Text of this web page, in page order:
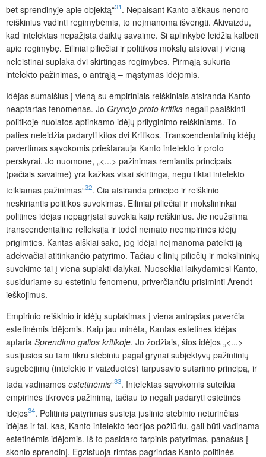
bet sprendinyje apie objektą“31. Nepaisant Kanto aiškaus nenoro
reiškinius vadinti regimybėmis, to neįmanoma išvengti. Akivaizdu,
kad intelektas nepažįsta daiktų savaime. Ši aplinkybė leidžia kalbėti
apie regimybę. Eiliniai piliečiai ir politikos mokslų atstovai į vieną
neleistinai suplaka dvi skirtingas regimybes. Pirmąją sukuria
intelekto pažinimas, o antrąją – mąstymas idėjomis.
Idėjas sumaišius į vieną su empiriniais reiškiniais atsiranda Kanto
neaptartas fenomenas. Jo Grynojo proto kritika negali paaiškinti
politikoje nuolatos aptinkamo idėjų prilyginimo reiškiniams. To
paties neleidžia padaryti kitos dvi Kritikos. Transcendentalinių idėjų
pavertimas sąvokomis prieštarauja Kanto intelekto ir proto
perskyrai. Jo nuomone, „<...> pažinimas remiantis principais
(pačiais savaime) yra kažkas visai skirtinga, negu tiktai intelekto
teikiamas pažinimas“32. Čia atsiranda principo ir reiškinio
neskiriantis politikos suvokimas. Eiliniai piliečiai ir mokslininkai
politines idėjas nepagrįstai suvokia kaip reiškinius. Jie neužsiima
transcendentaline refleksija ir todėl nemato neempirinės idėjų
prigimties. Kantas aiškiai sako, jog idėjai neįmanoma pateikti ją
adekvačiai atitinkančio patyrimo. Tačiau eilinių piliečių ir mokslininkų
suvokime tai į viena suplakti dalykai. Nuosekliai laikydamiesi Kanto,
susiduriame su estetiniu fenomenu, priverčiančiu prisiminti Arendt
ieškojimus.
Empirinio reiškinio ir idėjų suplakimas į viena antrąsias paverčia
estetinėmis idėjomis. Kaip jau minėta, Kantas estetines idėjas
aptaria Sprendimo galios kritikoje. Jo žodžiais, šios idėjos „<...>
susijusios su tam tikru stebiniu pagal grynai subjektyvų pažintinių
sugebėjimų (intelekto ir vaizduotės) tarpusavio sutarimo principą, ir
tada vadinamos estetinėmis“33. Intelektas sąvokomis suteikia
empirinės tikrovės pažinimą, tačiau to negali padaryti estetinės
idėjos34. Politinis patyrimas susieja juslinio stebinio neturinčias
idėjas ir tai, kas, Kanto intelekto teorijos požiūriu, gali būti vadinama
estetinėmis idėjomis. Iš to pasidaro tarpinis patyrimas, panašus į
skonio sprendinį. Egzistuoja rimtas pagrindas Kanto politinės